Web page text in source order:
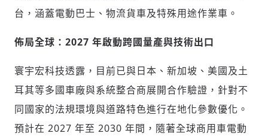
台，涵蓋電動巴士、物流貨車及特殊用途作業車。
佈局全球：2027 年啟動跨國量產與技術出口
寰宇宏科技透露，目前已與日本、新加坡、美國及土
耳其等多國車廠與系統整合商展開合作驗證，針對不
同國家的法規環境與道路特色進行在地化參數優化。
預計在 2027 年至 2030 年間，隨著全球商用車電動